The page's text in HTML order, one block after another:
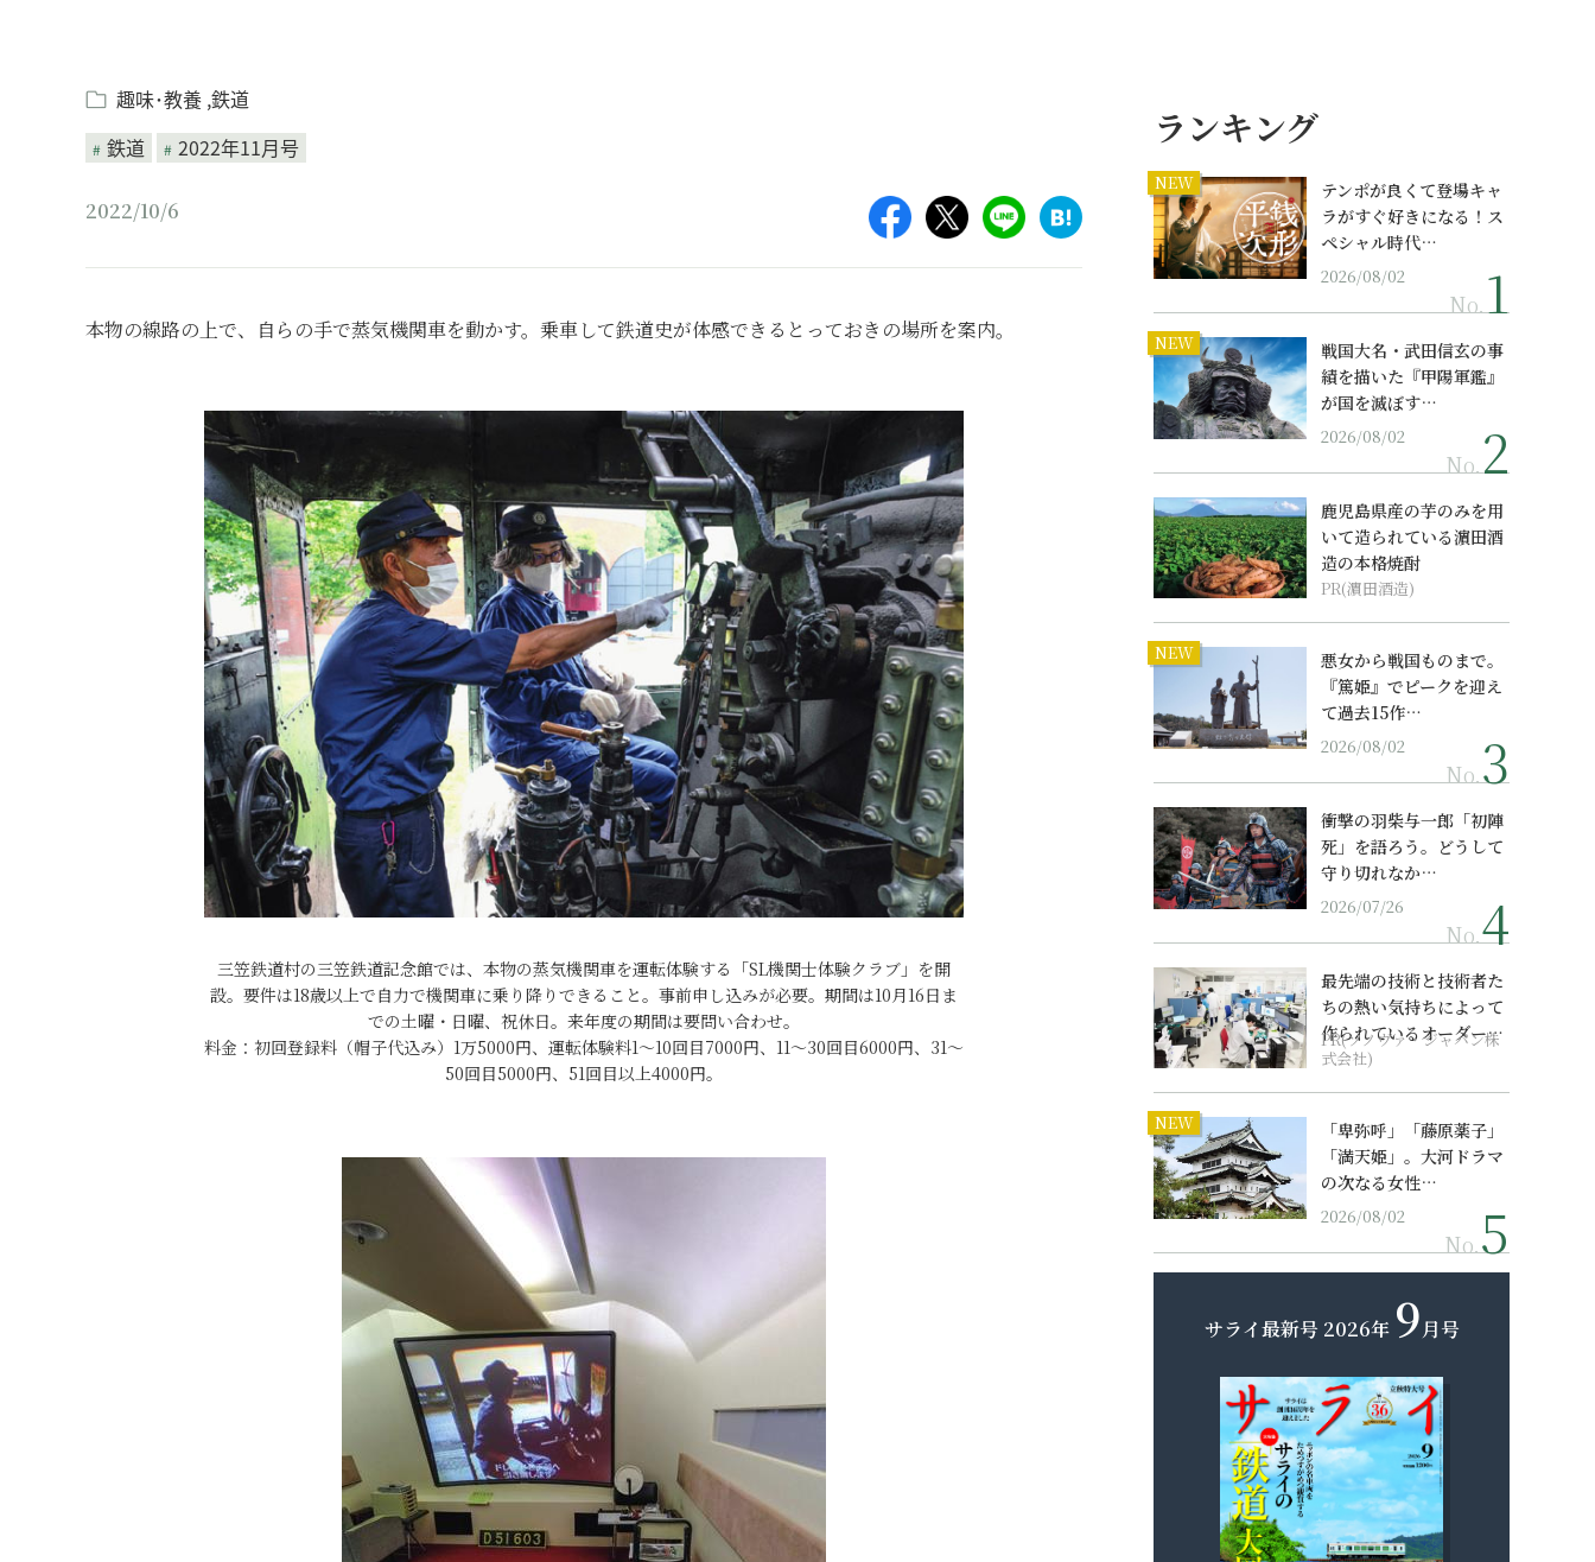
趣味･教養 鉄道
鉄道
2022年11月号
2022/10/6
本物の線路の上で、自らの手で蒸気機関車を動かす。乗車して鉄道史が体感できるとっておきの場所を案内。
三笠鉄道村の三笠鉄道記念館では、本物の蒸気機関車を運転体験する「SL機関士体験クラブ」を開
設。要件は18歳以上で自力で機関車に乗り降りできること。事前申し込みが必要。期間は10月16日ま
での土曜・日曜、祝休日。来年度の期間は要問い合わせ。
料金：初回登録料（帽子代込み）1万5000円、運転体験料1〜10回目7000円、11〜30回目6000円、31〜
50回目5000円、51回目以上4000円。
ランキング
NEW
テンポが良くて登場キャ
ラがすぐ好きになる！ス
ペシャル時代…
2026/08/02
No.
NEW
戦国大名・武田信玄の事
績を描いた『甲陽軍鑑』
が国を滅ぼす…
2026/08/02
No.
鹿児島県産の芋のみを用
いて造られている濵田酒
造の本格焼酎
PR(濵田酒造)
NEW
悪女から戦国ものまで。
『篤姫』でピークを迎え
て過去15作…
2026/08/02
No.
衝撃の羽柴与一郎「初陣
死」を語ろう。どうして
守り切れなか…
2026/07/26
No.
最先端の技術と技術者た
ちの熱い気持ちによって
作られているオーダーメ
イド補聴器
PR(ソノヴァ・ジャパン株
式会社)
NEW
「卑弥呼」「藤原薬子」
「満天姫」。大河ドラマ
の次なる女性…
2026/08/02
No.
サライ最新号 2026年 9月号